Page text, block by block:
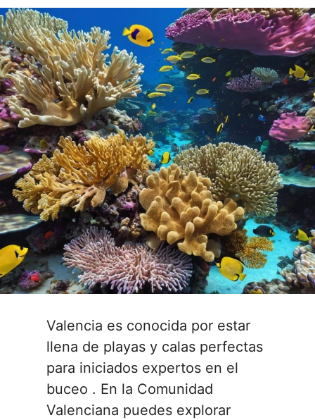
Valencia es conocida por estar
llena de playas y calas perfectas
para iniciados expertos en el
buceo . En la Comunidad
Valenciana puedes explorar